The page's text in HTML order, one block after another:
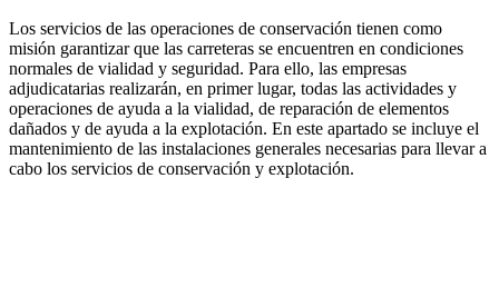
Los servicios de las operaciones de conservación tienen como
misión garantizar que las carreteras se encuentren en condiciones
normales de vialidad y seguridad. Para ello, las empresas
adjudicatarias realizarán, en primer lugar, todas las actividades y
operaciones de ayuda a la vialidad, de reparación de elementos
dañados y de ayuda a la explotación. En este apartado se incluye el
mantenimiento de las instalaciones generales necesarias para llevar a
cabo los servicios de conservación y explotación.